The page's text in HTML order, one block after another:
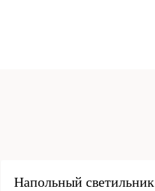
Напольный светильник